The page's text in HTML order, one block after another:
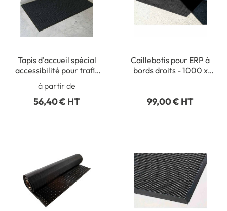
Tapis d'accueil spécial
accessibilité pour trafic
intense
à partir de
56,40 € HT
Caillebotis pour ERP à
bords droits - 1000 x
99,00 € HT